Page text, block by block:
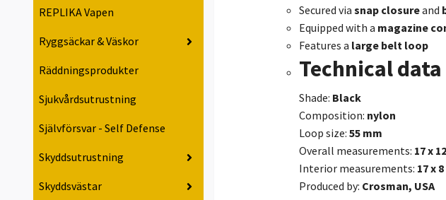
REPLIKA Vapen
Ryggsäckar & Väskor
Räddningsprodukter
Sjukvårdsutrustning
Självförsvar - Self Defense
Skyddsutrustning
Skyddsvästar
Secured via snap closureand
Equipped with a magazine
Features a large belt loop
Technical data
Shade: Black
Composition: nylon
Loop size: 55 mm
Overall measurements: 17 x
Interior measurements: 17 x
Produced by: Crosman, USA